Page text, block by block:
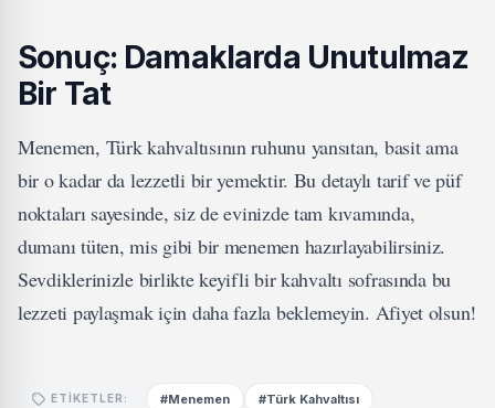
Sonuç: Damaklarda Unutulmaz
Bir Tat
Menemen, Türk kahvaltısının ruhunu yansıtan, basit ama
bir o kadar da lezzetli bir yemektir. Bu detaylı tarif ve püf
noktaları sayesinde, siz de evinizde tam kıvamında,
dumanı tüten, mis gibi bir menemen hazırlayabilirsiniz.
Sevdiklerinizle birlikte keyifli bir kahvaltı sofrasında bu
lezzeti paylaşmak için daha fazla beklemeyin. Afiyet olsun!
ETIKETLER: #Menemen #Türk Kahvaltısı